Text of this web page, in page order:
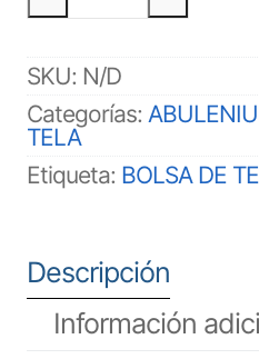
ABULENIO
SKU: N/D
Categorías:
TELA
Etiqueta: BOLSA DE
Descripción
Información